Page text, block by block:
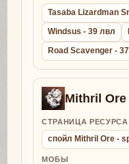
Tasaba Lizardman
Windsus - 39 лвл
Road Scavenger -
Mithril Ore
СТРАНИЦА РЕСУРСА
спойл Mithril Ore -
МОБЫ